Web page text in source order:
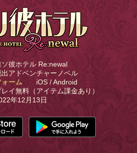
ソ彼ホテル Re:newal
出アドベンチャーノベル
ーム
iOS / Android
イ無料（アイテム課金あり）
年12月13日